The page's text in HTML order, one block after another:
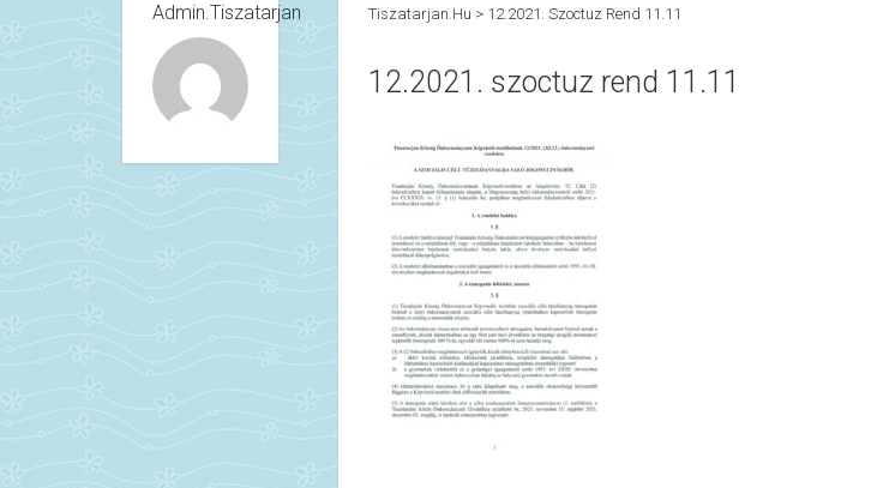
Admin.tiszatarjan Tiszatarjan.hu > 12.2021. Szoctuz Rend 11.11
12.2021. szoctuz rend 11.11